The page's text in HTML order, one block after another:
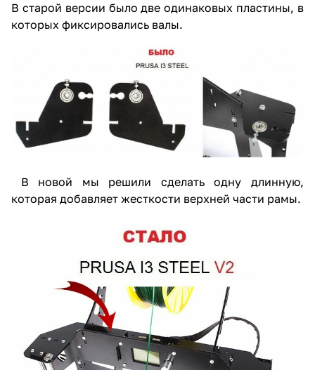
В старой версии было две одинаковых пластины, в
которых фиксировались валы.
В новой мы решили сделать одну длинную,
которая добавляет жесткости верхней части рамы.